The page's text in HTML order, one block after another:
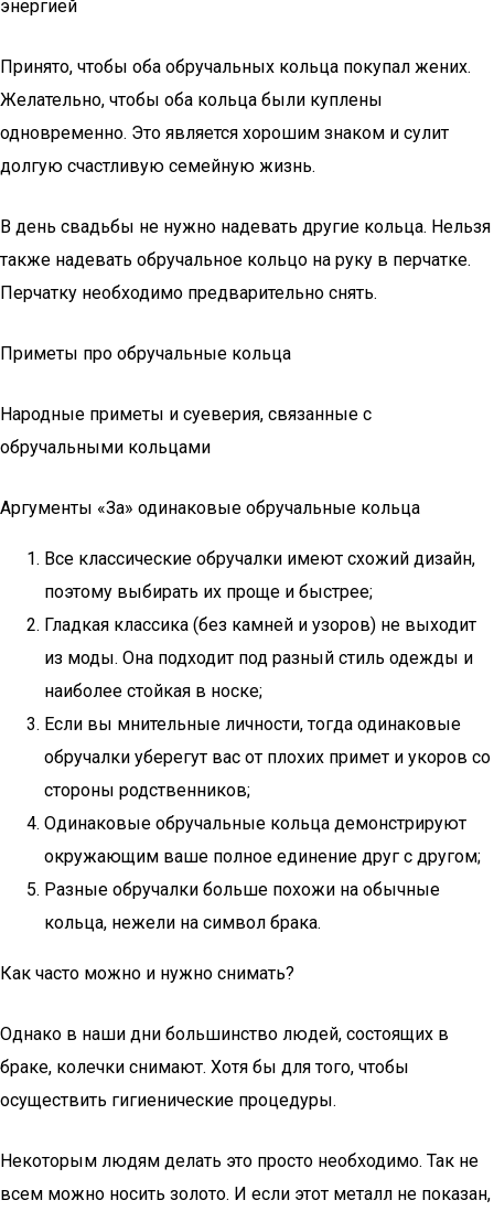
энергией
Принято, чтобы оба обручальных кольца покупал жених.
Желательно, чтобы оба кольца были куплены
одновременно. Это является хорошим знаком и сулит
долгую счастливую семейную жизнь.
В день свадьбы не нужно надевать другие кольца. Нельзя
также надевать обручальное кольцо на руку в перчатке.
Перчатку необходимо предварительно снять.
Приметы про обручальные кольца
Народные приметы и суеверия, связанные с
обручальными кольцами
Аргументы «За» одинаковые обручальные кольца
Все классические обручалки имеют схожий дизайн,
поэтому выбирать их проще и быстрее;
Гладкая классика (без камней и узоров) не выходит
из моды. Она подходит под разный стиль одежды и
наиболее стойкая в носке;
Если вы мнительные личности, тогда одинаковые
обручалки уберегут вас от плохих примет и укоров со
стороны родственников;
Одинаковые обручальные кольца демонстрируют
окружающим ваше полное единение друг с другом;
Разные обручалки больше похожи на обычные
кольца, нежели на символ брака.
Как часто можно и нужно снимать?
Однако в наши дни большинство людей, состоящих в
браке, колечки снимают. Хотя бы для того, чтобы
осуществить гигиенические процедуры.
Некоторым людям делать это просто необходимо. Так не
всем можно носить золото. И если этот металл не показан,